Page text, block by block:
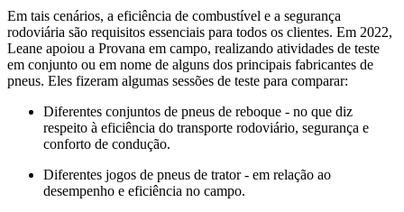
Em tais cenários, a eficiência de combustível e a segurança
rodoviária são requisitos essenciais para todos os clientes. Em 2022,
Leane apoiou a Provana em campo, realizando atividades de teste
em conjunto ou em nome de alguns dos principais fabricantes de
pneus. Eles fizeram algumas sessões de teste para comparar:
Diferentes conjuntos de pneus de reboque - no que diz
respeito à eficiência do transporte rodoviário, segurança e
conforto de condução.
Diferentes jogos de pneus de trator - em relação ao
desempenho e eficiência no campo.